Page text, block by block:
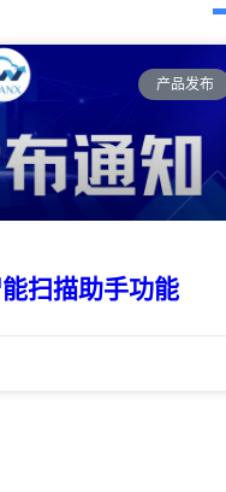
产品发布
扫描助手功能